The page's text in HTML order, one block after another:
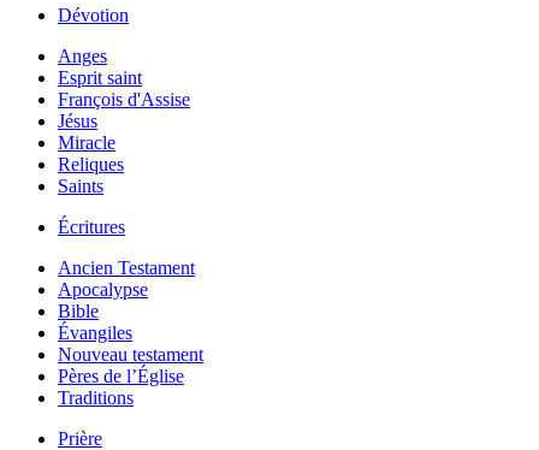
Dévotion
Anges
Esprit saint
François d'Assise
Jésus
Miracle
Reliques
Saints
Écritures
Ancien Testament
Apocalypse
Bible
Évangiles
Nouveau testament
Pères de l’Église
Traditions
Prière